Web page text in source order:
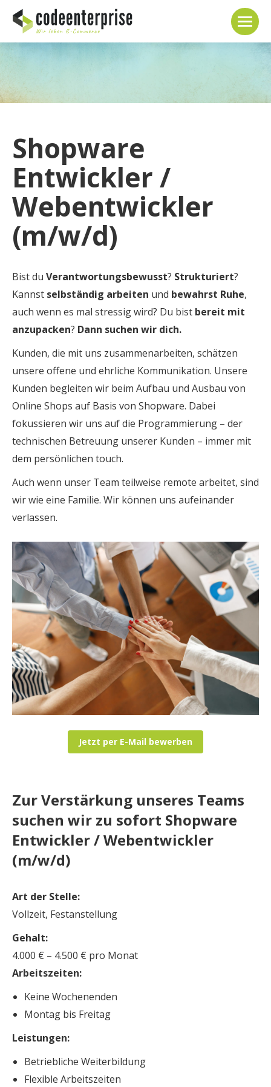
Shopware
Entwickler /
Webentwickler
(m/w/d)
Bist du Verantwortungsbewusst? Strukturiert?
Kannst selbständig arbeiten und bewahrst Ruhe,
auch wenn es mal stressig wird? Du bist bereit mit
anzupacken? Dann suchen wir dich.
Kunden, die mit uns zusammenarbeiten, schätzen
unsere offene und ehrliche Kommunikation. Unsere
Kunden begleiten wir beim Aufbau und Ausbau von
Online Shops auf Basis von Shopware. Dabei
fokussieren wir uns auf die Programmierung – der
technischen Betreuung unserer Kunden – immer mit
dem persönlichen touch.
Auch wenn unser Team teilweise remote arbeitet, sind
wir wie eine Familie. Wir können uns aufeinander
verlassen.
Jetzt per E-Mail bewerben
Zur Verstärkung unseres Teams
suchen wir zu sofort Shopware
Entwickler / Webentwickler
(m/w/d)
Art der Stelle:
Vollzeit, Festanstellung
Gehalt:
4.000 € – 4.500 € pro Monat
Arbeitszeiten:
Keine Wochenenden
Montag bis Freitag
Leistungen:
Betriebliche Weiterbildung
Flexible Arbeitszeiten